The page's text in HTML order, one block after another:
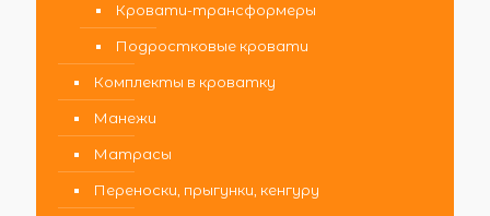
Кровати-трансформеры
Подростковые кровати
Комплекты в кроватку
Манежи
Матрасы
Переноски, прыгунки, кенгуру